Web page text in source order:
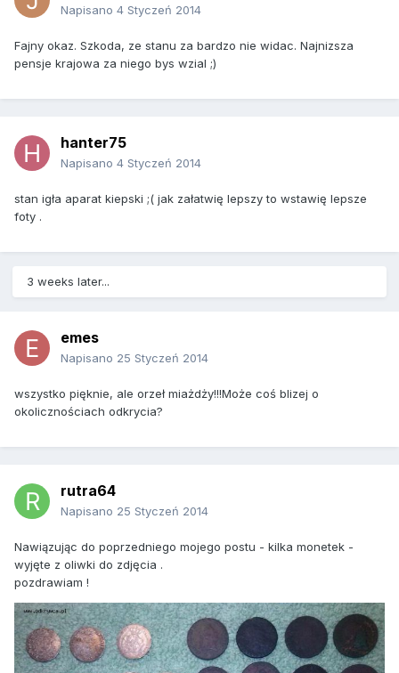
Napisano 4 Styczeń 2014
Fajny okaz. Szkoda, ze stanu za bardzo nie widac. Najnizsza
pensje krajowa za niego bys wzial ;)
hanter75
Napisano 4 Styczeń 2014
stan igła aparat kiepski ;( jak załatwię lepszy to wstawię lepsze
foty .
3 weeks later...
emes
Napisano 25 Styczeń 2014
wszystko pięknie, ale orzeł miażdży!!!Może coś blizej o
okolicznościach odkrycia?
rutra64
Napisano 25 Styczeń 2014
Nawiązując do poprzedniego mojego postu - kilka monetek -
wyjęte z oliwki do zdjęcia .
pozdrawiam !